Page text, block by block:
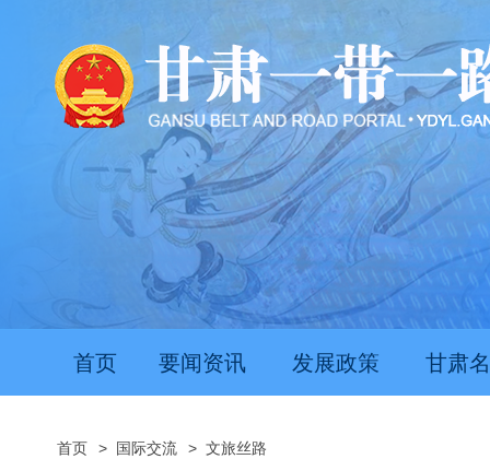
首页 要闻资讯 发展政策 甘肃
首页 > 国际交流 > 文旅丝路